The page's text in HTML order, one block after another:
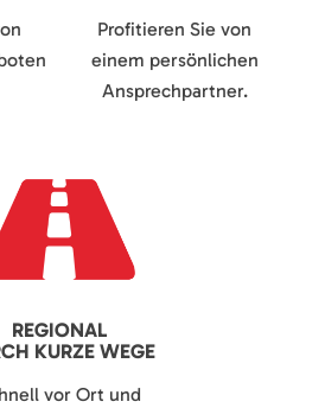
Profitieren Sie von
einem persönlichen
Ansprechpartner.
REGIONAL
KURZE WEGE
vor Ort und